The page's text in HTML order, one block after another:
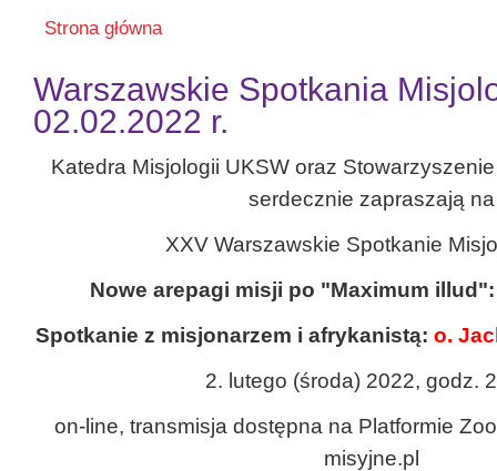
Jesteś tutaj
Strona główna
Warszawskie Spotkania
02.02.2022 r.
Katedra Misjologii UKSW oraz
serdecznie zapraszają na
XXV Warszawskie Spotkanie
Nowe arepagi misji po "Maximum
Spotkanie z misjonarzem i afrykanistą: o.
2. lutego (środa) 2022, godz.
on-line, transmisja dostępna na Platformie
misyjne.pl